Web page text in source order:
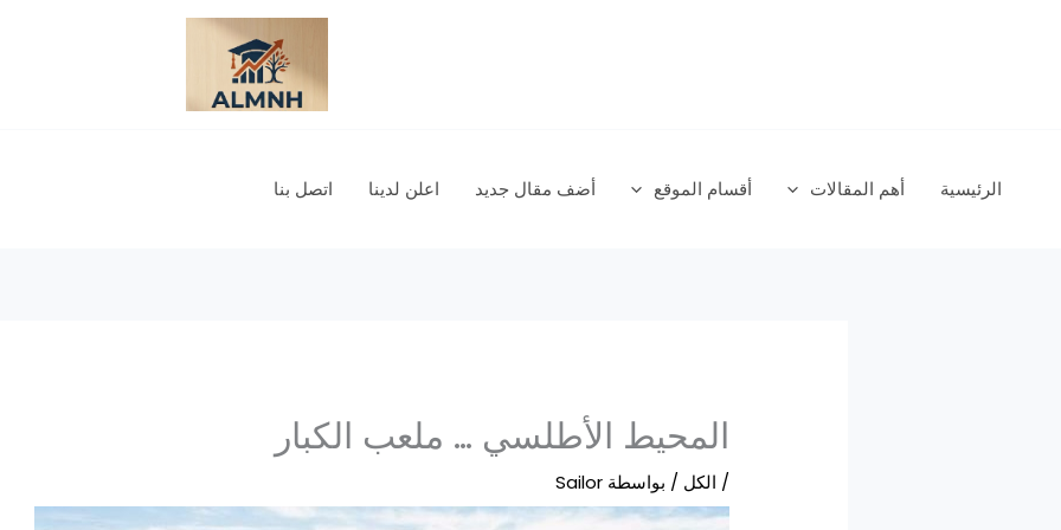
الرئيسية أهم المقالات أقسام الموقع أضف مقال جديد اعلن لدينا اتصل بنا
المحيط الأطلسي … ملعب الكبار
/ الكل / بواسطة Sailor